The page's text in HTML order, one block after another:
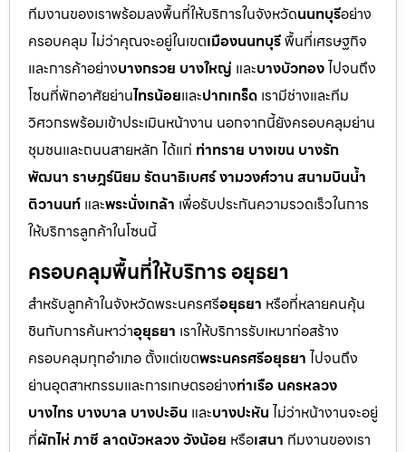
ทีมงานของเราพร้อมลงพื้นที่ให้บริการในจังหวัดนนทบุรีอย่าง
ครอบคลุม ไม่ว่าคุณจะอยู่ในเขตเมืองนนทบุรีพื้นที่เศรษฐกิจ
และการค้าอย่างบางกรวย บางใหญ่ และบางบัวทองไปจนถึง
โซนที่พักอาศัยย่านไทรน้อยและปากเกร็ด เรามีช่างและทีม
วิศวกรพร้อมเข้าประเมินหน้างาน นอกจากนี้ยังครอบคลุมย่าน
ชุมชนและถนนสายหลัก ได้แก่ ท่าทราย บางเขน บางรัก
พัฒนา ราษฎร์นิยม รัตนาธิเบศร์ งามวงศ์วาน สนามบินน้ำ
ติวานนท์ และพระนั่งเกล้า เพื่อรับประกันความรวดเร็วในการ
ให้บริการลูกค้าในโซนนี้
ครอบคลุมพื้นที่ให้บริการ อยุธยา
สำหรับลูกค้าในจังหวัดพระนครศรีอยุธยา หรือที่หลายคนคุ้น
ชินกับการค้นหาว่าอุยุธยา เราให้บริการรับเหมาก่อสร้าง
ครอบคลุมทุกอำเภอ ตั้งแต่เขตพระนครศรีอยุธยา ไปจนถึง
ย่านอุตสาหกรรมและการเกษตรอย่างท่าเรือ นครหลวง
บางไทร บางบาล บางปะอิน และบางปะหัน ไม่ว่าหน้างานจะอยู่
ที่ผักไห่ ภาชี ลาดบัวหลวง วังน้อย หรือเสนา ทีมงานของเรา